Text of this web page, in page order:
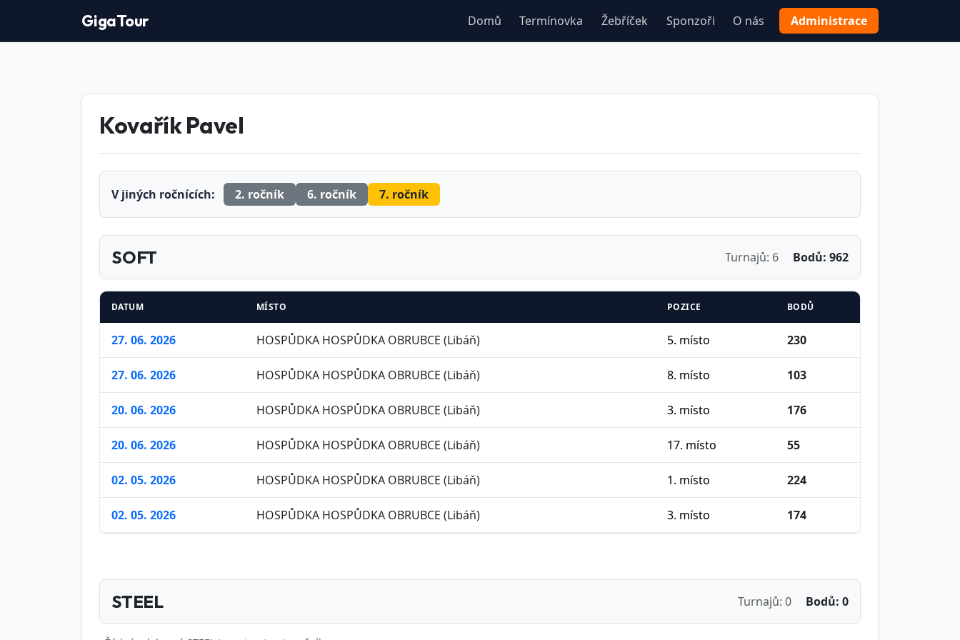
GigaTour Domů Termínovka Žebříček Sponzoři O nás Administrace
Kovařík Pavel
V jiných ročnících: 2. ročník 6. ročník 7. ročník
SOFT Turnajů: 6 Bodů: 962
DATUM MÍSTO POZICE BODŮ
27. 06. 2026 HOSPŮDKA HOSPŮDKA OBRUBCE (Libáň) 5. místo 230
27. 06. 2026 HOSPŮDKA HOSPŮDKA OBRUBCE (Libáň) 8. místo 103
20. 06. 2026 HOSPŮDKA HOSPŮDKA OBRUBCE (Libáň) 3. místo 176
20. 06. 2026 HOSPŮDKA HOSPŮDKA OBRUBCE (Libáň) 17. místo 55
02. 05. 2026 HOSPŮDKA HOSPŮDKA OBRUBCE (Libáň) 1. místo 224
02. 05. 2026 HOSPŮDKA HOSPŮDKA OBRUBCE (Libáň) 3. místo 174
STEEL Turnajů: 0 Bodů: 0